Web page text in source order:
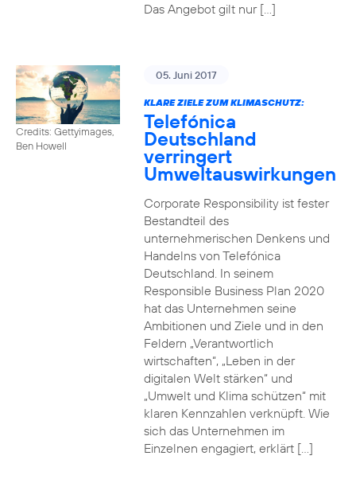
Das Angebot gilt nur […]
Credits: Gettyimages,
Ben Howell
05. Juni 2017
KLARE ZIELE ZUM KLIMASCHUTZ:
Telefónica
Deutschland
verringert
Umweltauswirkungen
Corporate Responsibility ist fester
Bestandteil des
unternehmerischen Denkens und
Handelns von Telefónica
Deutschland. In seinem
Responsible Business Plan 2020
hat das Unternehmen seine
Ambitionen und Ziele und in den
Feldern „Verantwortlich
wirtschaften“, „Leben in der
digitalen Welt stärken“ und
„Umwelt und Klima schützen“ mit
klaren Kennzahlen verknüpft. Wie
sich das Unternehmen im
Einzelnen engagiert, erklärt […]